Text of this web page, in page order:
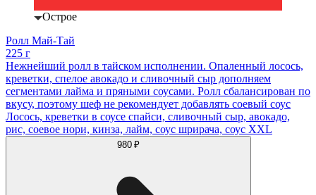
Острое
Ролл Май-Тай
225 г
Нежнейший ролл в тайском исполнении. Опаленный лосось,
креветки, спелое авокадо и сливочный сыр дополняем
сегментами лайма и пряными соусами. Ролл сбалансирован по
вкусу, поэтому шеф не рекомендует добавлять соевый соус
Лосось, креветки в соусе спайси, сливочный сыр, авокадо,
рис, соевое нори, кинза, лайм, соус шрирача, соус XXL
980 ₽